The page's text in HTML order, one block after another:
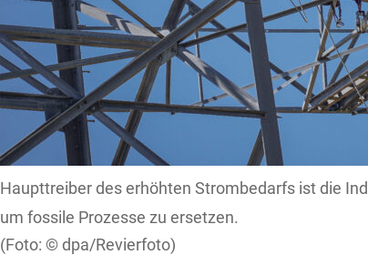
Haupttreiber des erhöhten Strombedarfs ist die
um fossile Prozesse zu ersetzen.
dpa/Revierfoto)